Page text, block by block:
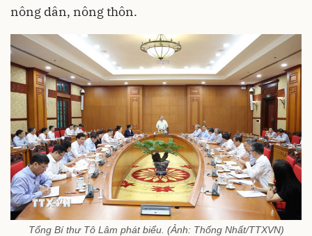
nông dân, nông thôn.
Tổng Bí thư Tô Lâm phát biểu. (Ảnh: Thống Nhất/TTXVN)